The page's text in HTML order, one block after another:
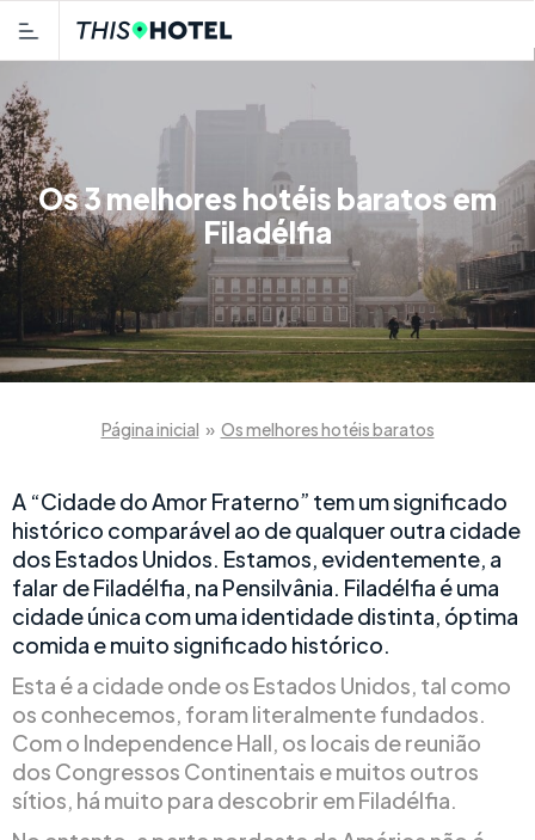
Os 3 melhores hotéis baratos em
Filadélfia
Página inicial » Os melhores hotéis baratos
A “Cidade do Amor Fraterno” tem um significado
histórico comparável ao de qualquer outra cidade
dos Estados Unidos. Estamos, evidentemente, a
falar de Filadélfia, na Pensilvânia. Filadélfia é uma
cidade única com uma identidade distinta, óptima
comida e muito significado histórico.
Esta é a cidade onde os Estados Unidos, tal como
os conhecemos, foram literalmente fundados.
Com o Independence Hall, os locais de reunião
dos Congressos Continentais e muitos outros
sítios, há muito para descobrir em Filadélfia.